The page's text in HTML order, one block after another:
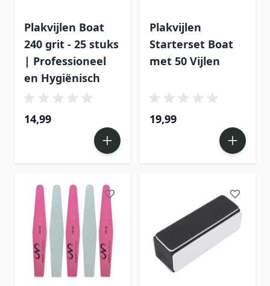
Plakvijlen Boat
240 grit - 25 stuks
| Professioneel
en Hygiënisch
14,99
Plakvijlen
Starterset Boat
met 50 Vijlen
19,99